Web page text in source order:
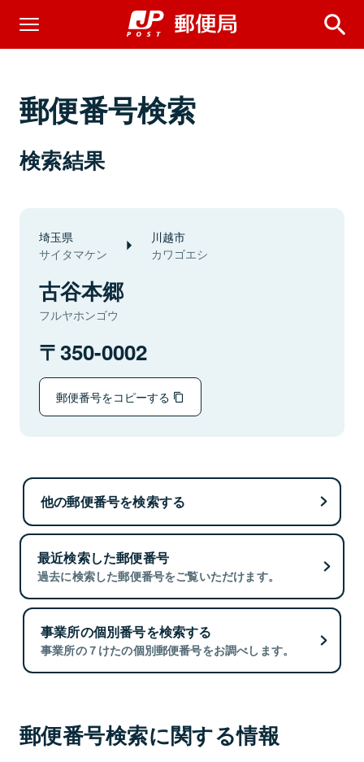
郵便番号検索
検索結果
埼玉県
サイタマケン
川越市
カワゴエシ
古谷本郷
フルヤホンゴウ
350-0002
郵便番号をコピーする
他の郵便番号を検索する
最近検索した郵便番号
過去に検索した郵便番号をご覧いただけます。
事業所の個別番号を検索する
事業所の７けたの個別郵便番号をお調べします。
郵便番号検索に関する情報